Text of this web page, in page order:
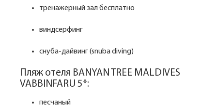
тренажерный зал бесплатно
виндсерфинг
снуба-дайвинг (snuba diving)
Пляж отеля BANYAN TREE MALDIVES
VABBINFARU 5*:
песчаный